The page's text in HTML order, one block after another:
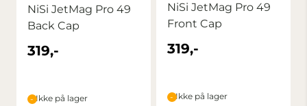
NiSi JetMag Pro 49
Back Cap
319,-
Ikke på lager
NiSi JetMag Pro 49
Front Cap
319,-
Ikke på lager